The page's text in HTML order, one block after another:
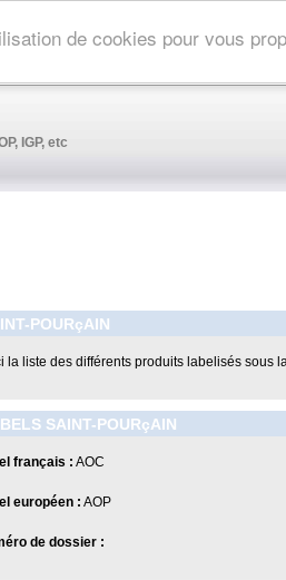
de cookies pour vous
IGP, etc
POURçAIN
la liste des différents produits labelisés sous
SAINT-POURçAIN
français : AOC
européen : AOP
de dossier :